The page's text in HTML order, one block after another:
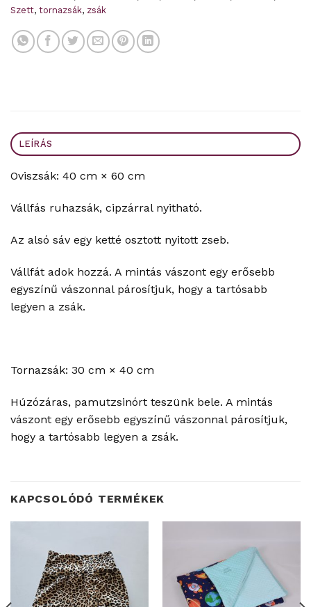
Szett, tornazsák, zsák
LEÍRÁS
Oviszsák: 40 cm × 60 cm
Vállfás ruhazsák, cipzárral nyitható.
Az alsó sáv egy ketté osztott nyitott zseb.
Vállfát adok hozzá. A mintás vászont egy erősebb
egyszínű vászonnal párosítjuk, hogy a tartósabb
legyen a zsák.
Tornazsák: 30 cm × 40 cm
Húzózáras, pamutzsinórt teszünk bele. A mintás
vászont egy erősebb egyszínű vászonnal párosítjuk,
hogy a tartósabb legyen a zsák.
KAPCSOLÓDÓ TERMÉKEK